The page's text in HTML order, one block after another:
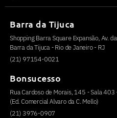
Barra da Tijuca
Shopping Barra Square Expansão, Av.
Barra da Tijuca - Rio de Janeiro - RJ
(21) 97154-0021
Bonsucesso
Rua Cardoso de Morais, 145 - Sala 403
(Ed. Comercial Alvaro da C. Mello)
(21) 3976-0907